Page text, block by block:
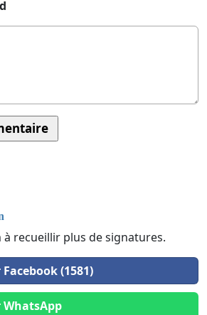
recueillir plus de signatures.
(1581)